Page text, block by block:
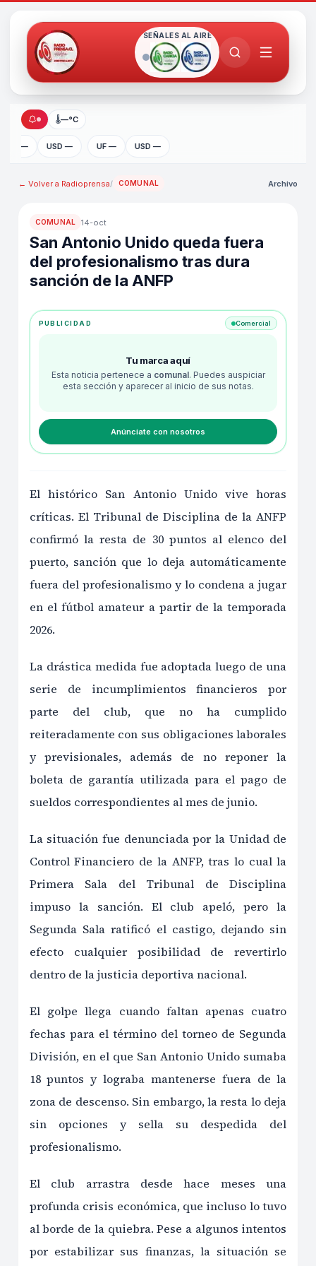
SEÑALES AL AIRE
🌡—°C
UF — USD — UF — USD —
← Volver a Radioprensa/ COMUNAL Archivo
COMUNAL 14-oct
San Antonio Unido queda fuera
del profesionalismo tras dura
sanción de la ANFP
PUBLICIDAD Comercial
Tu marca aquí
Esta noticia pertenece a comunal. Puedes auspiciar
esta sección y aparecer al inicio de sus notas.
Anúnciate con nosotros
El histórico San Antonio Unido vive horas
críticas. El Tribunal de Disciplina de la ANFP
confirmó la resta de 30 puntos al elenco del
puerto, sanción que lo deja automáticamente
fuera del profesionalismo y lo condena a jugar
en el fútbol amateur a partir de la temporada
2026.
La drástica medida fue adoptada luego de una
serie de incumplimientos financieros por
parte del club, que no ha cumplido
reiteradamente con sus obligaciones laborales
y previsionales, además de no reponer la
boleta de garantía utilizada para el pago de
sueldos correspondientes al mes de junio.
La situación fue denunciada por la Unidad de
Control Financiero de la ANFP, tras lo cual la
Primera Sala del Tribunal de Disciplina
impuso la sanción. El club apeló, pero la
Segunda Sala ratificó el castigo, dejando sin
efecto cualquier posibilidad de revertirlo
dentro de la justicia deportiva nacional.
El golpe llega cuando faltan apenas cuatro
fechas para el término del torneo de Segunda
División, en el que San Antonio Unido sumaba
18 puntos y lograba mantenerse fuera de la
zona de descenso. Sin embargo, la resta lo deja
sin opciones y sella su despedida del
profesionalismo.
El club arrastra desde hace meses una
profunda crisis económica, que incluso lo tuvo
al borde de la quiebra. Pese a algunos intentos
por estabilizar sus finanzas, la situación se